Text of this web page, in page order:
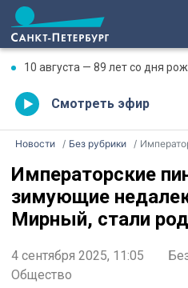
10 августа — 89 лет со дня рождения
Смотреть эфир
Новости Без рубрики Императорские
Императорские
зимующие
Мирный, стали
4 сентября 2025, 11:05
Общество